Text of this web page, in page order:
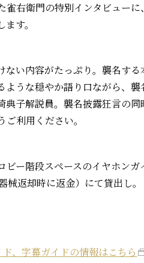
雀右衛門の特別インタビューに
す。
い内容がたっぷり。襲名する
うな穏やか語り口ながら、襲
子解説員。襲名披露狂言の同
利用ください。
ー階段スペースのイヤホンガ
返却時に返金）にて貸出し。
、字幕ガイドの情報はこちら